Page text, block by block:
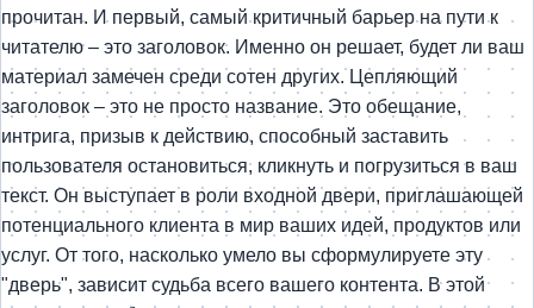
прочитан. И первый, самый критичный барьер на пути к
читателю – это заголовок. Именно он решает, будет ли ваш
материал замечен среди сотен других. Цепляющий
заголовок – это не просто название. Это обещание,
интрига, призыв к действию, способный заставить
пользователя остановиться, кликнуть и погрузиться в ваш
текст. Он выступает в роли входной двери, приглашающей
потенциального клиента в мир ваших идей, продуктов или
услуг. От того, насколько умело вы сформулируете эту
"дверь", зависит судьба всего вашего контента. В этой